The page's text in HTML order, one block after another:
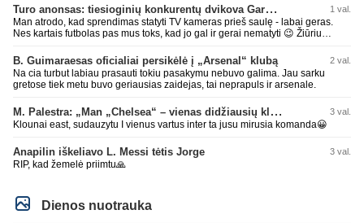
Turo anonsas: tiesioginių konkurentų dvikova Gargžduose 1 val.
Man atrodo, kad sprendimas statyti TV kameras prieš saulę - labai geras.
Nes kartais futbolas pas mus toks, kad jo gal ir gerai nematyti 😉 Žiūriu
kaip alaus butelys, kurį ką tik išmaukiau. Linkėjimai Tadui (slapyvardžiu „apie
nieką“), kuris kiek girdėjau, įpūtė akis varvinančių transliacijų dvasią 😀
B. Guimaraesas oficialiai persikėlė į „Arsenal“ klubą 2 val.
Na cia turbut labiau prasauti tokiu pasakymu nebuvo galima. Jau sarku
gretose tiek metu buvo geriausias zaidejas, tai neprapuls ir arsenale.
M. Palestra: „Man „Chelsea“ – vienas didžiausių klubų futbole“ 3 val.
Klounai east, sudauzytu I vienus vartus inter ta jusu mirusia komanda😀
Anapilin iškeliavo L. Messi tėtis Jorge 3 val.
RIP, kad žemelė priimtu🙏
Dienos nuotrauka